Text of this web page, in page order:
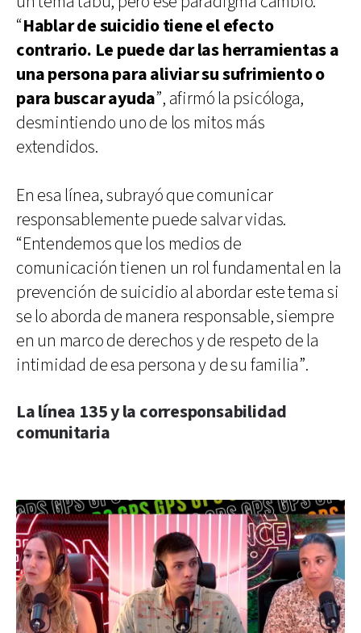
“Hablar de suicidio tiene el efecto
contrario. Le puede dar las herramientas a
una persona para aliviar su sufrimiento o
para buscar ayuda”, afirmó la psicóloga,
desmintiendo uno de los mitos más
extendidos.
En esa línea, subrayó que comunicar
responsablemente puede salvar vidas.
“Entendemos que los medios de
comunicación tienen un rol fundamental en la
prevención de suicidio al abordar este tema si
se lo aborda de manera responsable, siempre
en un marco de derechos y de respeto de la
intimidad de esa persona y de su familia”.
La línea 135 y la corresponsabilidad
comunitaria